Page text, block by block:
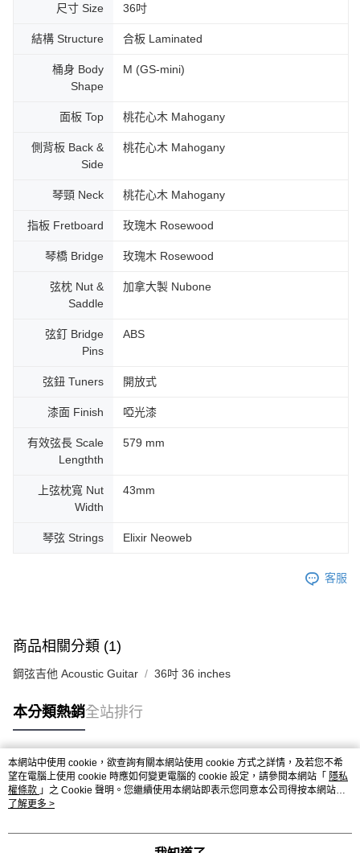
尺寸 Size 36吋
結構 Structure 合板 Laminated
桶身 Body
Shape
M (GS-mini)
面板 Top 桃花心木 Mahogany
側背板 Back &
Side
桃花心木 Mahogany
琴頸 Neck 桃花心木 Mahogany
指板 Fretboard 玫瑰木 Rosewood
琴橋 Bridge 玫瑰木 Rosewood
弦枕 Nut &
Saddle
加拿大製 Nubone
弦釘 Bridge
Pins
ABS
弦鈕 Tuners 開放式
漆面 Finish 啞光漆
有效弦長 Scale
Lengthth
579 mm
上弦枕寬 Nut
Width
43mm
琴弦 Strings Elixir Neoweb
客服
商品相關分類 (1)
鋼弦吉他 Acoustic Guitar 36吋 36 inches
本分類熱銷全站排行
熱門標籤
本網站中使用 cookie，欲查詢有關本網站使用 cookie 方式之詳情，及若您不希
望在電腦上使用 cookie 時應如何變更電腦的 cookie 設定，請參閱本網站「 隱私
權條款 」之 Cookie 聲明。您繼續使用本網站即表示您同意本公司得按本網站使
用條款之 Cookie 聲明使用 cookie。
了解更多 >